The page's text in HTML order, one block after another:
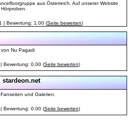
aus Österreich. Auf unserer Website
| Bewertung: 1.00 (Seite bewerten)
Nu Pagadi
Bewertung: 0.00 (Seite bewerten)
stardeon.net
und Galerien.
Bewertung: 0.00 (Seite bewerten)